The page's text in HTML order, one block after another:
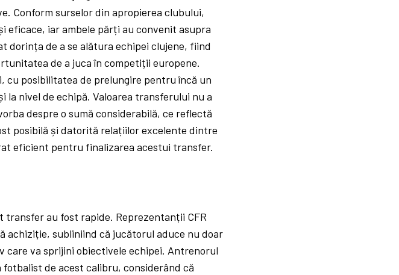
Conform surselor din apropierea clubului,
iar ambele părți au convenit asupra
de a se alătura echipei clujene, fiind
de a juca în competiții europene.
cu posibilitatea de prelungire pentru încă un
nivel de echipă. Valoarea transferului nu a
despre o sumă considerabilă, ce reflectă
posibilă și datorită relațiilor excelente dintre
eficient pentru finalizarea acestui transfer.
au fost rapide. Reprezentanții CFR
achiziție, subliniind că jucătorul aduce nu doar
care va sprijini obiectivele echipei. Antrenorul
de acest calibru, considerând că